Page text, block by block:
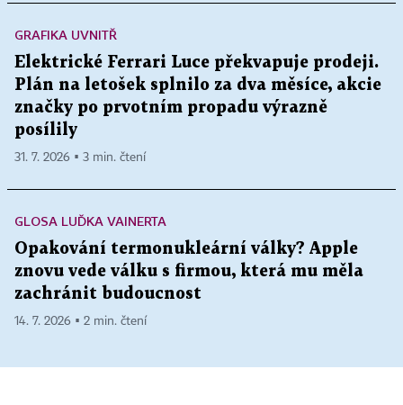
GRAFIKA UVNITŘ
Elektrické Ferrari Luce překvapuje prodeji.
Plán na letošek splnilo za dva měsíce, akcie
značky po prvotním propadu výrazně
posílily
31. 7. 2026 ▪ 3 min. čtení
GLOSA LUĎKA VAINERTA
Opakování termonukleární války? Apple
znovu vede válku s firmou, která mu měla
zachránit budoucnost
14. 7. 2026 ▪ 2 min. čtení